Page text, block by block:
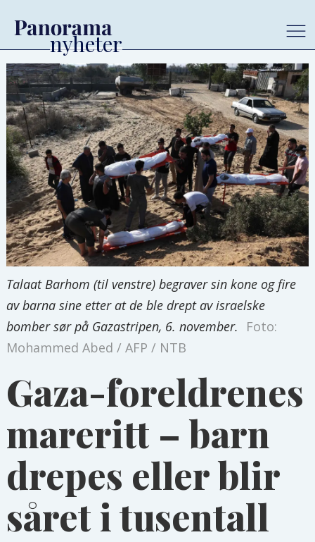
Talaat Barhom (til venstre) begraver sin kone og fire
av barna sine etter at de ble drept av israelske
bomber sør på Gazastripen, 6. november.
Foto:
Mohammed Abed / AFP / NTB
Gaza-foreldrenes
mareritt – barn
drepes eller blir
såret i tusentall